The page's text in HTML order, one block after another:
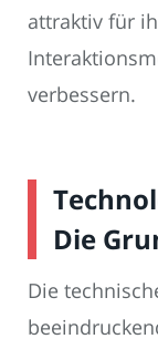
attraktiv für
verbessern.
Die
Die